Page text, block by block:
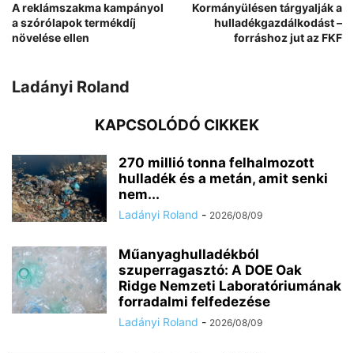
A reklámszakma kampányol
a szórólapok termékdíj
növelése ellen
Kormányülésen tárgyalják a
hulladékgazdálkodást –
forráshoz jut az FKF
Ladányi Roland
KAPCSOLÓDÓ CIKKEK
270 millió tonna felhalmozott
hulladék és a metán, amit senki
nem...
Ladányi Roland - 2026/08/09
Műanyaghulladékból
szuperragasztó: A DOE Oak
Ridge Nemzeti Laboratóriumának
forradalmi felfedezése
Ladányi Roland - 2026/08/09